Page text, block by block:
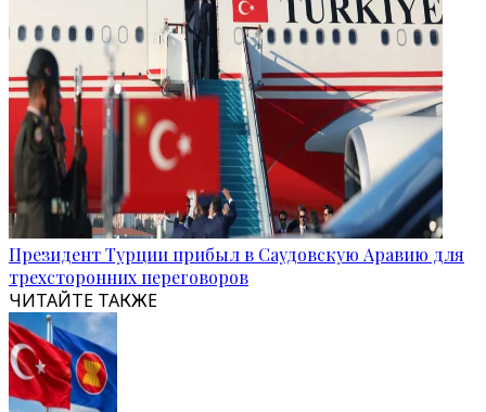
Президент Турции прибыл в Саудовскую Аравию для
трехсторонних переговоров
ЧИТАЙТЕ ТАКЖЕ